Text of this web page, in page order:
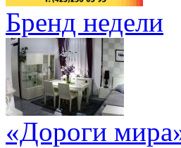
Бренд недели
«Дороги